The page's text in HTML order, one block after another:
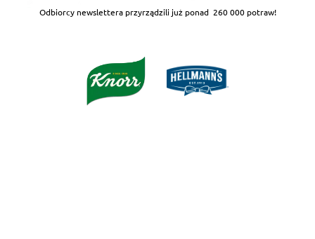
Odbiorcy newslettera przyrządzili już ponad 260 000 potraw!